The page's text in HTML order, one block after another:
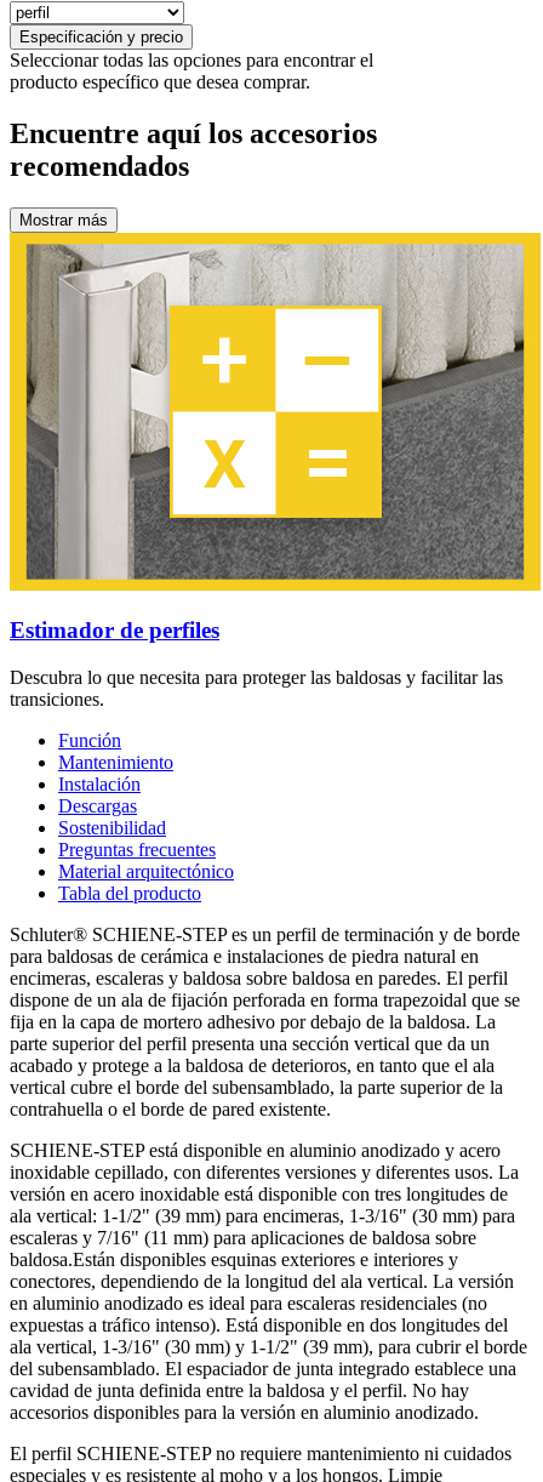
Especificación y precio
Seleccionar todas las opciones para encontrar el
producto específico que desea comprar.
Encuentre aquí los accesorios
recomendados
Mostrar más
Estimador de perfiles
Descubra lo que necesita para proteger las baldosas y facilitar las
transiciones.
Función
Mantenimiento
Instalación
Descargas
Sostenibilidad
Preguntas frecuentes
Material arquitectónico
Tabla del producto
Schluter® SCHIENE-STEP es un perfil de terminación y de borde
para baldosas de cerámica e instalaciones de piedra natural en
encimeras, escaleras y baldosa sobre baldosa en paredes. El perfil
dispone de un ala de fijación perforada en forma trapezoidal que se
fija en la capa de mortero adhesivo por debajo de la baldosa. La
parte superior del perfil presenta una sección vertical que da un
acabado y protege a la baldosa de deterioros, en tanto que el ala
vertical cubre el borde del subensamblado, la parte superior de la
contrahuella o el borde de pared existente.
SCHIENE-STEP está disponible en aluminio anodizado y acero
inoxidable cepillado, con diferentes versiones y diferentes usos. La
versión en acero inoxidable está disponible con tres longitudes de
ala vertical: 1-1/2" (39 mm) para encimeras, 1-3/16" (30 mm) para
escaleras y 7/16" (11 mm) para aplicaciones de baldosa sobre
baldosa.Están disponibles esquinas exteriores e interiores y
conectores, dependiendo de la longitud del ala vertical. La versión
en aluminio anodizado es ideal para escaleras residenciales (no
expuestas a tráfico intenso). Está disponible en dos longitudes del
ala vertical, 1-3/16" (30 mm) y 1-1/2" (39 mm), para cubrir el borde
del subensamblado. El espaciador de junta integrado establece una
cavidad de junta definida entre la baldosa y el perfil. No hay
accesorios disponibles para la versión en aluminio anodizado.
El perfil SCHIENE-STEP no requiere mantenimiento ni cuidados
especiales y es resistente al moho y a los hongos. Limpie